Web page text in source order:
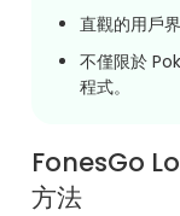
直觀的用戶
不僅限於
程式。
FonesGo
方法